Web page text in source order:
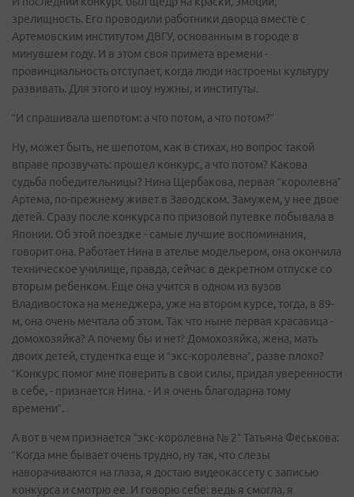
зрелищность. Его проводили работники дворца вместе с
Артемовским институтом ДВГУ, основанным в городе в
минувшем году. И в этом своя примета времени -
провинциальность отступает, когда люди настроены культуру
развивать. Для этого и шоу нужны, и институты.
“И спрашивала шепотом: а что потом, а что потом?”
Ну, может быть, не шепотом, как в стихах, но вопрос такой
вправе прозвучать: прошел конкурс, а что потом? Какова
судьба победительницы? Нина Щербакова, первая “королевна”
Артема, по-прежнему живет в Заводском. Замужем, у нее двое
детей. Сразу после конкурса по призовой путевке побывала в
Японии. Об этой поездке - самые лучшие воспоминания,
говорит она. Работает Нина в ателье модельером, она окончила
техническое училище, правда, сейчас в декретном отпуске со
вторым ребенком. Еще она учится в одном из вузов
Владивостока на менеджера, уже на втором курсе, тогда, в 89-
м, она очень мечтала об этом. Так что ныне первая красавица -
домохозяйка? А почему бы и нет? Домохозяйка, жена, мать
двоих детей, студентка еще и “экс-королевна”, разве плохо?
“Конкурс помог мне поверить в свои силы, придал уверенности
в себе, - признается Нина. - И я очень благодарна тому
времени”.
А вот в чем признается “экс-королевна № 2” Татьяна Феськова:
“Когда мне бывает очень трудно, ну так, что слезы
наворачиваются на глаза, я достаю видеокассету с записью
конкурса и смотрю ее. И говорю себе: ведь я смогла, я